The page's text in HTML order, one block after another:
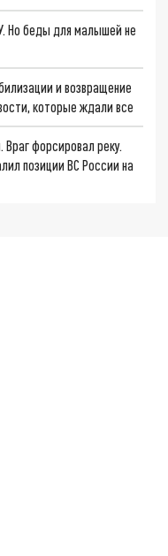
Но беды для малышей не
и возвращение
которые ждали все
форсировал реку.
позиции ВС России на